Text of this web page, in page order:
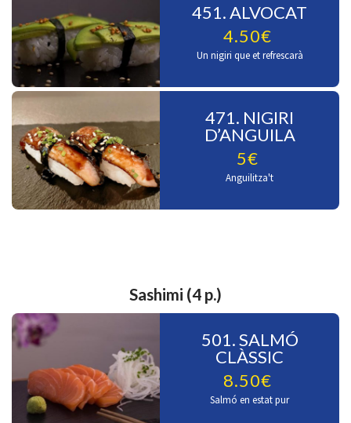
451. ALVOCAT
4.50€
Un nigiri que et refrescarà
471. NIGIRI
D’ANGUILA
5€
Anguilitza't
Sashimi (4 p.)
501. SALMÓ
CLÀSSIC
8.50€
Salmó en estat pur